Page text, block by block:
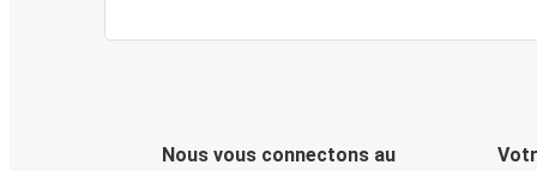
Nous vous connectons au